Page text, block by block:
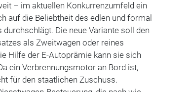
– im aktuellen Konkurrenzumfeld ein
auf die Beliebtheit des edlen und formal
Die neue Variante soll den
als Zweitwagen oder reines
Hilfe der E-Autoprämie kann sie sich
ein Verbrennungsmotor an Bord ist,
für den staatlichen Zuschuss.